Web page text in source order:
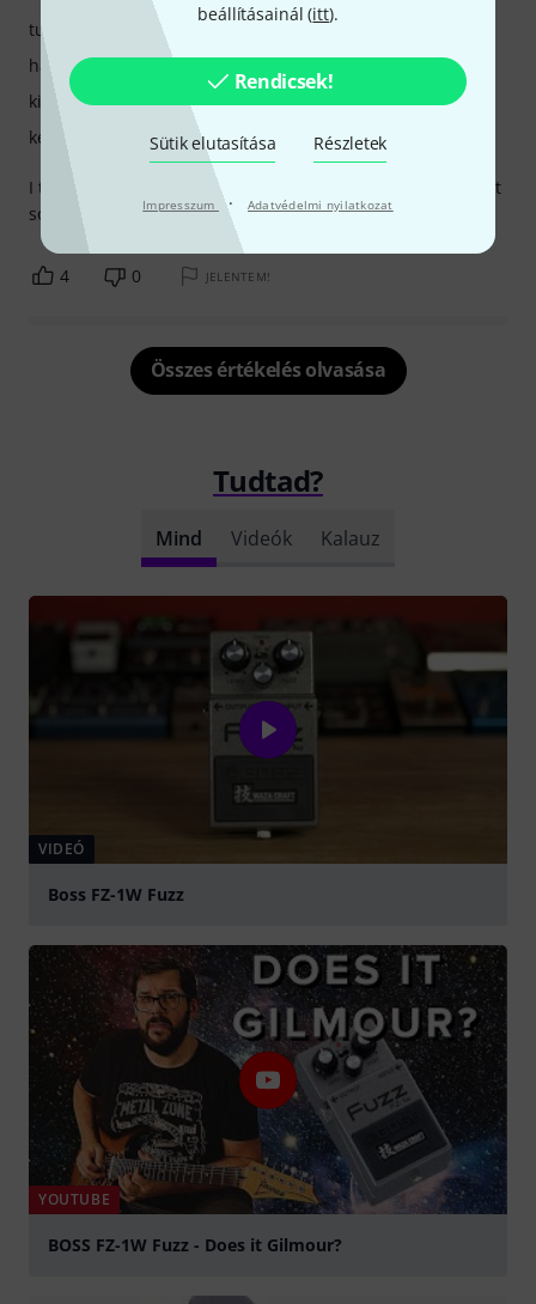
beállításainál (itt).
Rendicsek!
Sütik elutasítása Részletek
Impresszum · Adatvédelmi nyilatkozat
I think this is one of the best fuzz I've ever had... If you want
something real but controllable... This is it!
tulajdonsagok
hangzás
kivitelezés
kezelés
4 0 JELENTEM!
Összes értékelés olvasása
Tudtad?
Mind Videók Kalauz
VIDEÓ
Boss FZ-1W Fuzz
YOUTUBE
BOSS FZ-1W Fuzz - Does it Gilmour?